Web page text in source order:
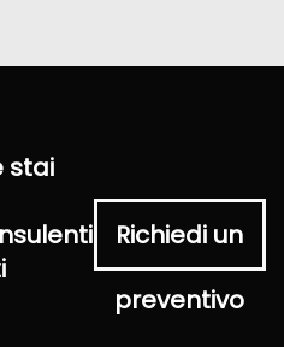
stai
Richiedi un
preventivo